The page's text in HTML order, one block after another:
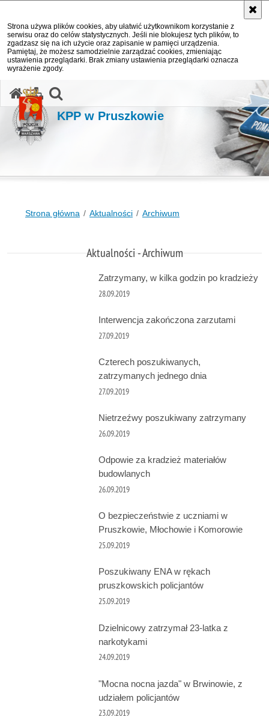
Strona używa plików cookies, aby ułatwić użytkownikom korzystanie z
serwisu oraz do celów statystycznych. Jeśli nie blokujesz tych plików, to
zgadzasz się na ich użycie oraz zapisanie w pamięci urządzenia.
Pamiętaj, że możesz samodzielnie zarządzać cookies, zmieniając
ustawienia przeglądarki. Brak zmiany ustawienia przeglądarki oznacza
wyrażenie zgody.
KPP w Pruszkowie
Strona główna Aktualności Archiwum
Aktualności - Archiwum
Zatrzymany, w kilka godzin po kradzieży
28.09.2019
Interwencja zakończona zarzutami
27.09.2019
Czterech poszukiwanych,
zatrzymanych jednego dnia
27.09.2019
Nietrzeźwy poszukiwany zatrzymany
26.09.2019
Odpowie za kradzież materiałów
budowlanych
26.09.2019
O bezpieczeństwie z uczniami w
Pruszkowie, Młochowie i Komorowie
25.09.2019
Poszukiwany ENA w rękach
pruszkowskich policjantów
25.09.2019
Dzielnicowy zatrzymał 23-latka z
narkotykami
24.09.2019
"Mocna nocna jazda" w Brwinowie, z
udziałem policjantów
23.09.2019